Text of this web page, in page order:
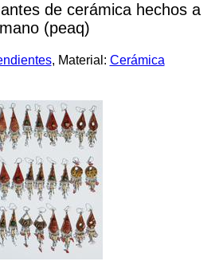
de cerámica hechos a
mano (peaq)
, Material: Cerámica